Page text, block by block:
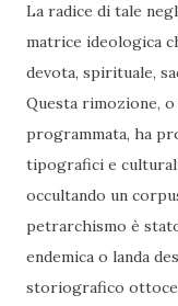
La radice di tale
matrice ideologica
devota, spirituale,
Questa rimozione,
programmata, ha
tipografici e
occultando un
petrarchismo è
endemica o landa
storiografico